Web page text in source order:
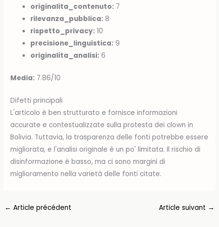
originalita_contenuto: 7
rilevanza_pubblica: 8
rispetto_privacy: 10
precisione_linguistica: 9
originalita_analisi: 6
Media: 7.86/10
Difetti principali
L'articolo è ben strutturato e fornisce informazioni
accurate e contestualizzate sulla protesta dei clown in
Bolivia. Tuttavia, la trasparenza delle fonti potrebbe essere
migliorata, e l'analisi originale è un po' limitata. Il rischio di
disinformazione è basso, ma ci sono margini di
miglioramento nella varietà delle fonti citate.
← Article précédent Article suivant →